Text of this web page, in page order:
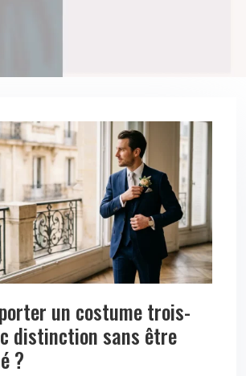
un costume trois-
distinction sans être
?